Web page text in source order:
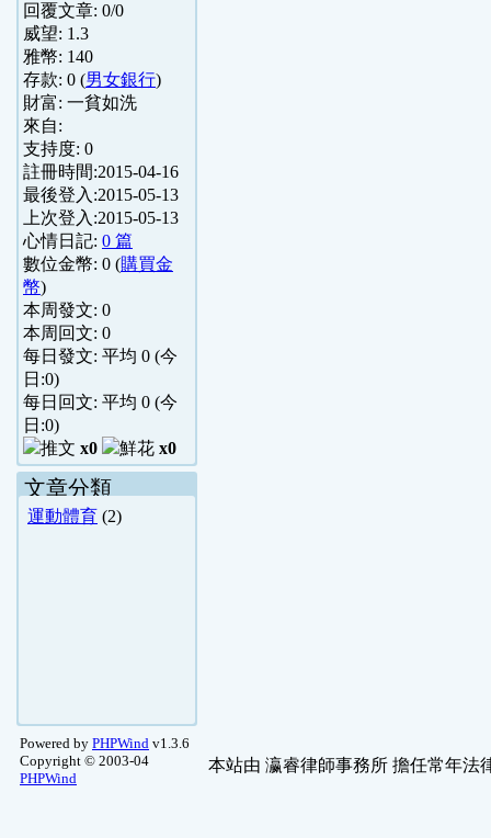
回覆文章: 0/0
威望: 1.3
雅幣: 140
存款: 0 (男女銀行)
財富: 一貧如洗
來自:
支持度: 0
註冊時間:2015-04-16
最後登入:2015-05-13
上次登入:2015-05-13
心情日記: 0 篇
數位金幣: 0 (購買金
幣)
本周發文: 0
本周回文: 0
每日發文: 平均 0 (今
日:0)
每日回文: 平均 0 (今
日:0)
x0
x0
文章分類
運動體育 (2)
Powered by PHPWind v1.3.6
Copyright © 2003-04
PHPWind
本站由 瀛睿律師事務所 擔任常年法